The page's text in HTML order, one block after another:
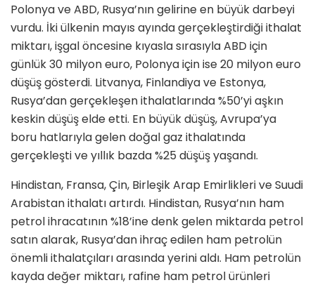
Polonya ve ABD, Rusya’nın gelirine en büyük darbeyi
vurdu. İki ülkenin mayıs ayında gerçekleştirdiği ithalat
miktarı, işgal öncesine kıyasla sırasıyla ABD için
günlük 30 milyon euro, Polonya için ise 20 milyon euro
düşüş gösterdi. Litvanya, Finlandiya ve Estonya,
Rusya’dan gerçekleşen ithalatlarında %50’yi aşkın
keskin düşüş elde etti. En büyük düşüş, Avrupa’ya
boru hatlarıyla gelen doğal gaz ithalatında
gerçekleşti ve yıllık bazda %25 düşüş yaşandı.
Hindistan, Fransa, Çin, Birleşik Arap Emirlikleri ve Suudi
Arabistan ithalatı artırdı. Hindistan, Rusya’nın ham
petrol ihracatının %18’ine denk gelen miktarda petrol
satın alarak, Rusya’dan ihraç edilen ham petrolün
önemli ithalatçıları arasında yerini aldı. Ham petrolün
kayda değer miktarı, rafine ham petrol ürünleri